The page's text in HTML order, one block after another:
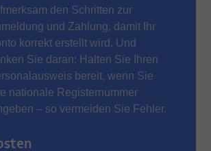
den Schritten zur
und Zahlung, damit Ihr
korrekt erstellt wird. Und
Sie daran: Halten Sie Ihren
bereit, wenn Sie
nationale Registernummer
– so vermeiden Sie Fehler.